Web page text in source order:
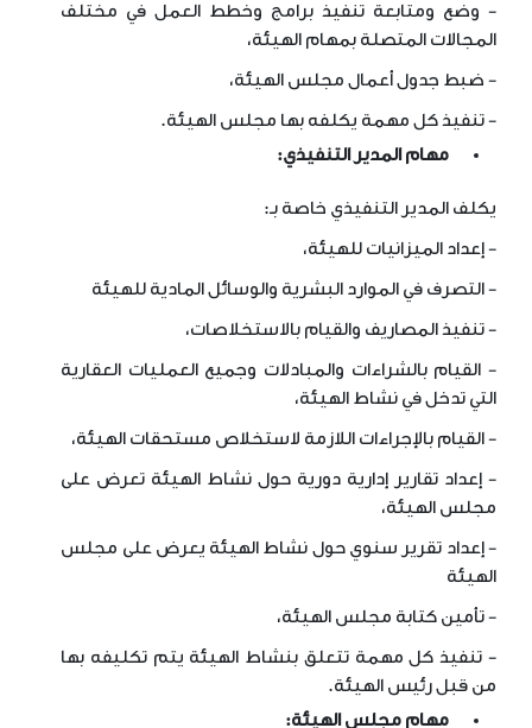
- وضع ومتابعة تنفيذ برامج وخطط العمل في مختلف
المجالات المتصلة بمهام الهيئة،
- ضبط جدول أعمال مجلس الهيئة،
- تنفيذ كل مهمة يكلفه بها مجلس الهيئة.
مهام المدير التنفيذي:
يكلف المدير التنفيذي خاصة بـ:
- إعداد الميزانيات للهيئة،
- التصرف في الموارد البشرية والوسائل المادية للهيئة
- تنفيذ المصاريف والقيام بالاستخلاصات،
- القيام بالشراءات والمبادلات وجميع العمليات العقارية
التي تدخل في نشاط الهيئة،
- القيام بالإجراءات اللازمة لاستخلاص مستحقات الهيئة،
- إعداد تقارير إدارية دورية حول نشاط الهيئة تعرض على
مجلس الهيئة،
- إعداد تقرير سنوي حول نشاط الهيئة يعرض على مجلس
الهيئة
- تأمين كتابة مجلس الهيئة،
- تنفيذ كل مهمة تتعلق بنشاط الهيئة يتم تكليفه بها
من قبل رئيس الهيئة.
مهام مجلس الهيئة: